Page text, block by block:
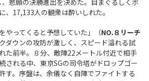
悲願の決勝進出を決めた。目まぐるしくボ
、17,133人の観衆は酔いしれた。
やってくると予想していた」（NO.８リーチ
ダウンの攻防が激しく、スピード溢れる試
た前半。８分、敵陣22メートル付近で相手
される中、東京SGの司令塔がドロップゴー
す。序盤は、余儀なく自陣でファイトする